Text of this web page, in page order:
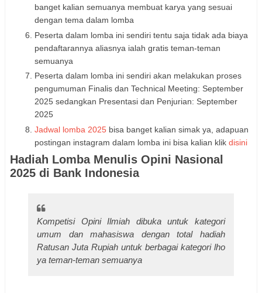
banget kalian semuanya membuat karya yang sesuai
dengan tema dalam lomba
Peserta dalam lomba ini sendiri tentu saja tidak ada biaya
pendaftarannya aliasnya ialah gratis teman-teman
semuanya
Peserta dalam lomba ini sendiri akan melakukan proses
pengumuman Finalis dan Technical Meeting: September
2025 sedangkan Presentasi dan Penjurian: September
2025
Jadwal lomba 2025 bisa banget kalian simak ya, adapuan
postingan instagram dalam lomba ini bisa kalian klik disini
Hadiah Lomba Menulis Opini Nasional
2025 di Bank Indonesia
Kompetisi Opini Ilmiah dibuka untuk kategori
umum dan mahasiswa dengan total hadiah
Ratusan Juta Rupiah untuk berbagai kategori lho
ya teman-teman semuanya